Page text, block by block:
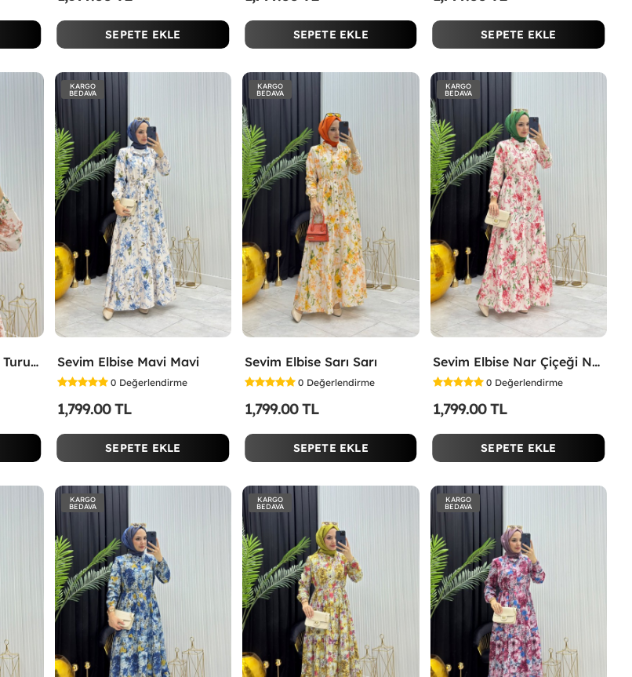
SEPETE EKLE SEPETE EKLE SEPETE EKLE
Sevim Elbise Turuncu Turuncu
KARGO
BEDAVA
Sevim Elbise Mavi Mavi
0 Değerlendirme
1,799.00 TL
SEPETE EKLE
KARGO
BEDAVA
Sevim Elbise Sarı Sarı
0 Değerlendirme
1,799.00 TL
SEPETE EKLE
KARGO
BEDAVA
Sevim Elbise Nar Çiçeği Nar Çiçeği
0 Değerlendirme
1,799.00 TL
SEPETE EKLE
KARGO
BEDAVA
KARGO
BEDAVA
KARGO
BEDAVA